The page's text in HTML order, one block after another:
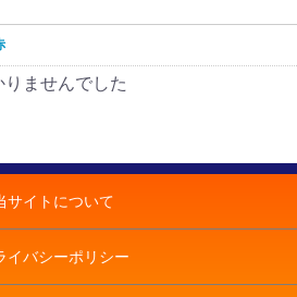
ませんでした
サイトについて
イバシーポリシー